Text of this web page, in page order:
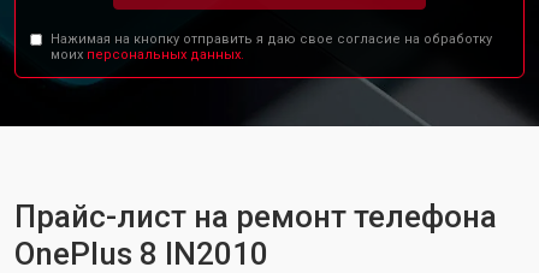
Нажимая на кнопку отправить я даю свое согласие на обработку
моих персональных данных.
Прайс-лист на ремонт телефона
OnePlus 8 IN2010